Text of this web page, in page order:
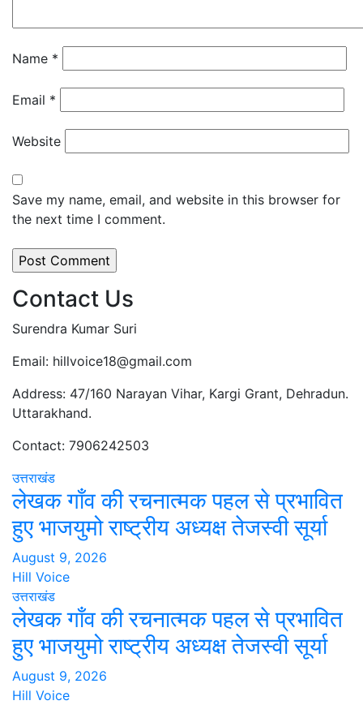
Name *
Email *
Website
Save my name, email, and website in this browser for
the next time I comment.
Contact Us
Surendra Kumar Suri
Email: hillvoice18@gmail.com
Address: 47/160 Narayan Vihar, Kargi Grant, Dehradun.
Uttarakhand.
Contact: 7906242503
उत्तराखंड
लेखक गाँव की रचनात्मक पहल से प्रभावित
हुए भाजयुमो राष्ट्रीय अध्यक्ष तेजस्वी सूर्या
August 9, 2026
Hill Voice
उत्तराखंड
लेखक गाँव की रचनात्मक पहल से प्रभावित
हुए भाजयुमो राष्ट्रीय अध्यक्ष तेजस्वी सूर्या
August 9, 2026
Hill Voice